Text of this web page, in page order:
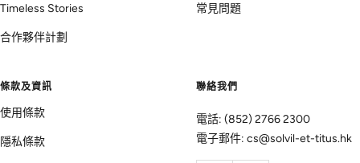
Timeless Stories
合作夥伴計劃
常見問題
條款及資訊
使用條款
隱私條款
聯絡我們
電話: (852) 2766 2300
電子郵件: cs@solvil-et-titus.hk